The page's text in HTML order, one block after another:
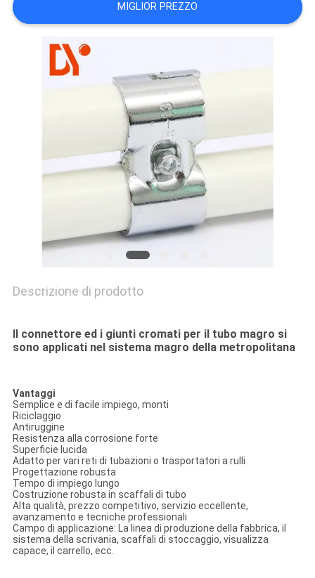
CITAZIONE
MAPPA
PRIVACY
POLICY
MIGLIOR PREZZO
Descrizione di prodotto
Il connettore ed i giunti cromati per il tubo magro si
sono applicati nel sistema magro della metropolitana
Vantaggi
Semplice e di facile impiego, monti
Riciclaggio
Antiruggine
Resistenza alla corrosione forte
Superficie lucida
Adatto per vari reti di tubazioni o trasportatori a rulli
Progettazione robusta
Tempo di impiego lungo
Costruzione robusta in scaffali di tubo
Alta qualità, prezzo competitivo, servizio eccellente,
avanzamento e tecniche professionali
Campo di applicazione: La linea di produzione della fabbrica, il
sistema della scrivania, scaffali di stoccaggio, visualizza
capace, il carrello, ecc.